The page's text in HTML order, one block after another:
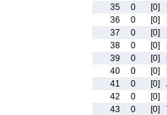
35
0 [0]
36
0 [0]
37
0 [0]
38
0 [0]
39
0 [0]
40
0 [0]
41
0 [0]
42
0 [0]
43
0 [0]